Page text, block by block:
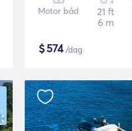
Motor båd
21 ft
6 m
$574/dag